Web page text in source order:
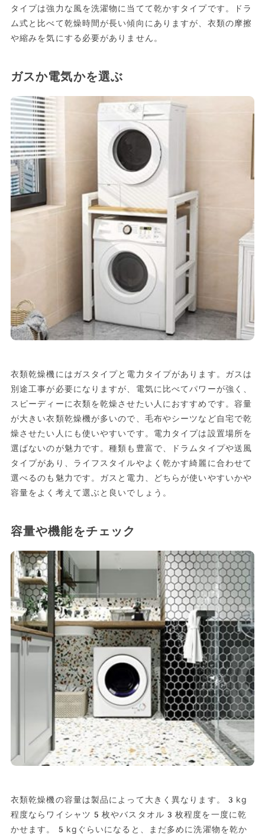
タイプは強力な風を洗濯物に当てて乾かすタイプです。ドラ
ム式と比べて乾燥時間が長い傾向にありますが、衣類の摩擦
や縮みを気にする必要がありません。
ガスか電気かを選ぶ
衣類乾燥機にはガスタイプと電力タイプがあります。ガスは
別途工事が必要になりますが、電気に比べてパワーが強く、
スピーディーに衣類を乾燥させたい人におすすめです。容量
が大きい衣類乾燥機が多いので、毛布やシーツなど自宅で乾
燥させたい人にも使いやすいです。電力タイプは設置場所を
選ばないのが魅力です。種類も豊富で、ドラムタイプや送風
タイプがあり、ライフスタイルやよく乾かす綺麗に合わせて
選べるのも魅力です。ガスと電力、どちらが使いやすいかや
容量をよく考えて選ぶと良いでしょう。
容量や機能をチェック
衣類乾燥機の容量は製品によって大きく異なります。3kg
程度ならワイシャツ5枚やバスタオル3枚程度を一度に乾
かせます。5kgぐらいになると、まだ多めに洗濯物を乾か